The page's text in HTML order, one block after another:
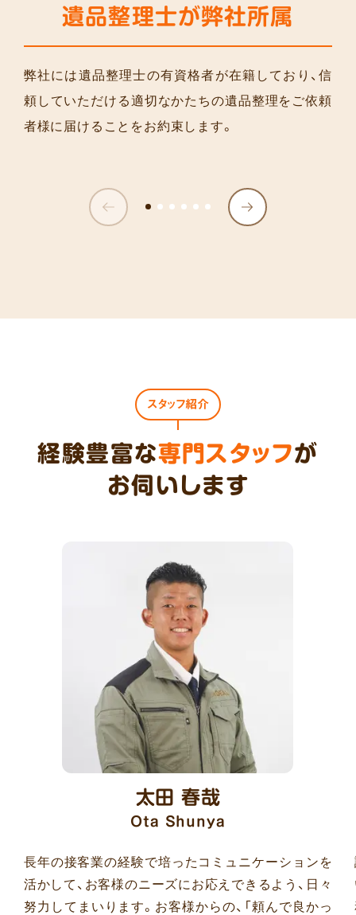
遺品整理士が弊社所属
弊社には遺品整理士の有資格者が在籍しており、信
頼していただける適切なかたちの遺品整理をご依頼
者様に届けることをお約束します。
スタッフ紹介
経験豊富な専門スタッフが
お伺いします
太田 春哉
Ota Shunya
長年の接客業の経験で培ったコミュニケーションを
活かして、お客様のニーズにお応えできるよう、日々
努力してまいります。お客様からの、「頼んで良かっ